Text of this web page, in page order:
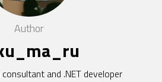
Author
and .NET developer